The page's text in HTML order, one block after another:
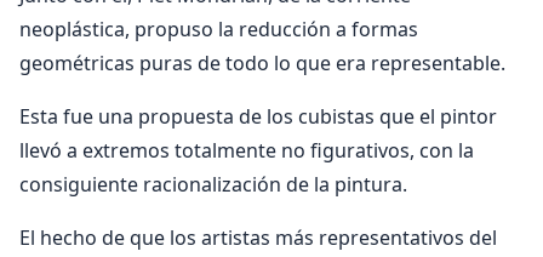
neoplástica, propuso la reducción a formas
geométricas puras de todo lo que era representable.
Esta fue una propuesta de los cubistas que el pintor
llevó a extremos totalmente no figurativos, con la
consiguiente racionalización de la pintura.
El hecho de que los artistas más representativos del